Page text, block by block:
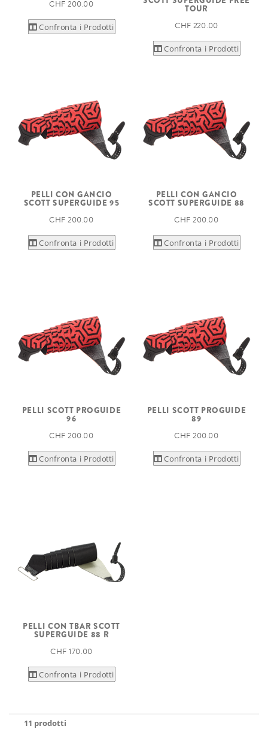
CHF 200.00
Confronta i Prodotti
TOUR
CHF 220.00
Confronta i Prodotti
PELLI CON GANCIO
SCOTT SUPERGUIDE 95
CHF 200.00
Confronta i Prodotti
PELLI CON GANCIO
SCOTT SUPERGUIDE 88
CHF 200.00
Confronta i Prodotti
PELLI SCOTT PROGUIDE
96
CHF 200.00
Confronta i Prodotti
PELLI SCOTT PROGUIDE
89
CHF 200.00
Confronta i Prodotti
PELLI CON TBAR SCOTT
SUPERGUIDE 88 R
CHF 170.00
Confronta i Prodotti
11 prodotti